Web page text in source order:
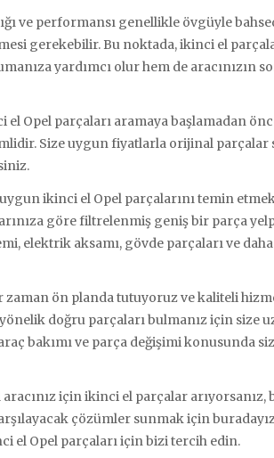
ve performansı genellikle övgüyle
gerekebilir. Bu noktada, ikinci el
yardımcı olur hem de aracınızın
el Opel parçaları aramaya başlamadan
Size uygun fiyatlarla orijinal parçalar
ikinci el Opel parçalarını temin
göre filtrelenmiş geniş bir parça
elektrik aksamı, gövde parçaları ve daha
ön planda tutuyoruz ve kaliteli
doğru parçaları bulmanız için size
bakımı ve parça değişimi konusunda
için ikinci el parçalar arıyorsanız,
çözümler sunmak için
el Opel parçaları için bizi tercih edin.